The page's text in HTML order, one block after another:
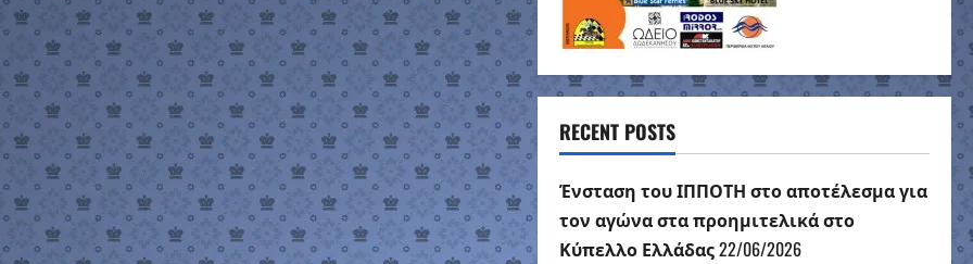
RECENT POSTS
Ένσταση του ΙΠΠΟΤΗ στο αποτέλεσμα για
τον αγώνα στα προημιτελικά στο
Κύπελλο Ελλάδας22/06/2026